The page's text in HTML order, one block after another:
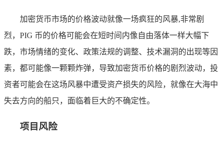
加密货币市场的价格波动就像一场疯狂的风暴,非常剧
烈，PIG 币的价格可能会在短时间内像自由落体一样大幅下
跌，市场情绪的变化、政策法规的调整、技术漏洞的出现等因
素，都可能像一颗颗炸弹，导致加密货币价格的剧烈波动，投
资者可能会在这场风暴中遭受资产损失的风险，就像在大海中
失去方向的船只，面临着巨大的不确定性。
项目风险